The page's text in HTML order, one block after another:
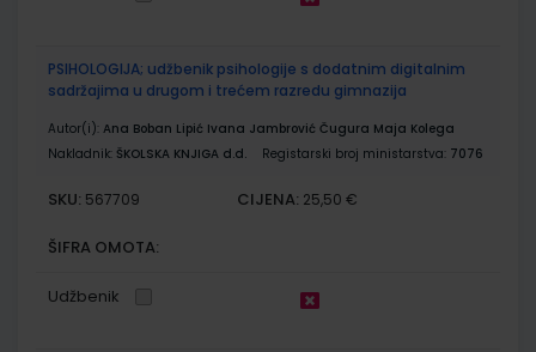
PSIHOLOGIJA; udžbenik psihologije s dodatnim digitalnim
sadržajima u drugom i trećem razredu gimnazija
Autor(i): Ana Boban Lipić Ivana Jambrović Čugura Maja Kolega
Nakladnik: ŠKOLSKA KNJIGA d.d. Registarski broj ministarstva: 7076
SKU: 567709 CIJENA: 25,50 €
ŠIFRA OMOTA:
Udžbenik